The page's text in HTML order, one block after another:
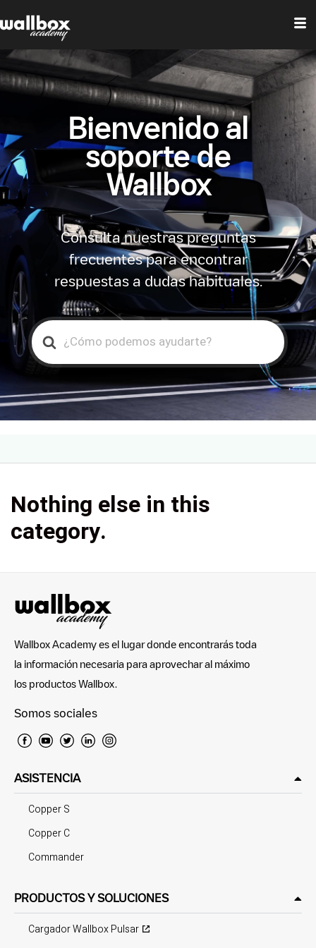
Bienvenido al
soporte de
Wallbox
Consulta nuestras preguntas
frecuentes para encontrar
respuestas a dudas habituales.
Search
For
Nothing else in this
category.
Wallbox Academy es el lugar donde encontrarás toda
la información necesaria para aprovechar al máximo
los productos Wallbox.
Somos sociales
ASISTENCIA
Copper S
Copper C
Commander
PRODUCTOS Y SOLUCIONES
Cargador Wallbox Pulsar